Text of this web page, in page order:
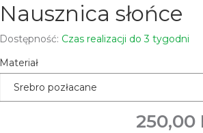
Nausznica słońce
Dostępność: Czas realizacji do 3 tygodni
Materiał
Srebro pozłacane
250,00